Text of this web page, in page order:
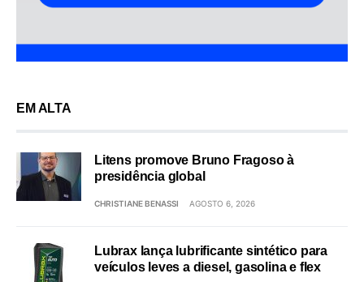
EM ALTA
Litens promove Bruno Fragoso à
presidência global
CHRISTIANE BENASSI AGOSTO 6, 2026
Lubrax lança lubrificante sintético para
veículos leves a diesel, gasolina e flex